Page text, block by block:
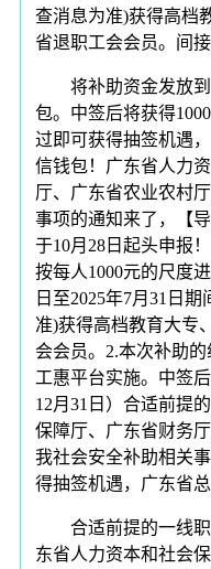
查消息为准)获得高档
省退职工会会员。间
将补助资金发放到
包。中签后将获得
过即可获得抽签机遇
信钱包！广东省人力
厅、广东省农业农村
事项的通知来了，【
于10月28日起头申报
按每人1000元的尺度
日至2025年7月31日
准)获得高档教育大专
会会员。2.本次补助
工惠平台实施。中签
12月31日）合适前提
保障厅、广东省财务
我社会安全补助相关
得抽签机遇，广东省
合适前提的一线职
东省人力资本和社会